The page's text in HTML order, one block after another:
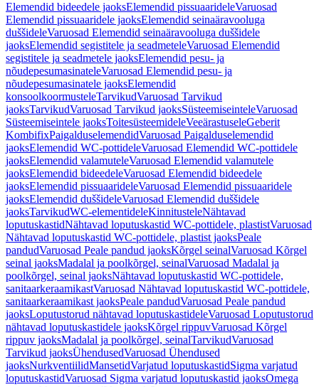
Elemendid bideedele jaoksElemendid pissuaarideleVaruosad
Elemendid pissuaaridele jaoksElemendid seinaäravooluga
duššideleVaruosad Elemendid seinaäravooluga duššidele
jaoksElemendid segistitele ja seadmeteleVaruosad Elemendid
segistitele ja seadmetele jaoksElemendid pesu- ja
nõudepesumasinateleVaruosad Elemendid pesu- ja
nõudepesumasinatele jaoksElemendid
konsoolkoormusteleTarvikudVaruosad Tarvikud
jaoksTarvikudVaruosad Tarvikud jaoksSüsteemiseinteleVaruosad
Süsteemiseintele jaoksToitesüsteemideleVeeärastuseleGeberit
KombifixPaigalduselemendidVaruosad Paigalduselemendid
jaoksElemendid WC-pottideleVaruosad Elemendid WC-pottidele
jaoksElemendid valamuteleVaruosad Elemendid valamutele
jaoksElemendid bideedeleVaruosad Elemendid bideedele
jaoksElemendid pissuaarideleVaruosad Elemendid pissuaaridele
jaoksElemendid duššideleVaruosad Elemendid duššidele
jaoksTarvikudWC-elementideleKinnitusteleNähtavad
loputuskastidNähtavad loputuskastid WC-pottidele, plastistVaruosad
Nähtavad loputuskastid WC-pottidele, plastist jaoksPeale
pandudVaruosad Peale pandud jaoksKõrgel seinalVaruosad Kõrgel
seinal jaoksMadalal ja poolkõrgel, seinalVaruosad Madalal ja
poolkõrgel, seinal jaoksNähtavad loputuskastid WC-pottidele,
sanitaarkeraamikastVaruosad Nähtavad loputuskastid WC-pottidele,
sanitaarkeraamikast jaoksPeale pandudVaruosad Peale pandud
jaoksLoputustorud nähtavad loputuskastideleVaruosad Loputustorud
nähtavad loputuskastidele jaoksKõrgel rippuvVaruosad Kõrgel
rippuv jaoksMadalal ja poolkõrgel, seinalTarvikudVaruosad
Tarvikud jaoksÜhendusedVaruosad Ühendused
jaoksNurkventiilidMansetidVarjatud loputuskastidSigma varjatud
loputuskastidVaruosad Sigma varjatud loputuskastid jaoksOmega